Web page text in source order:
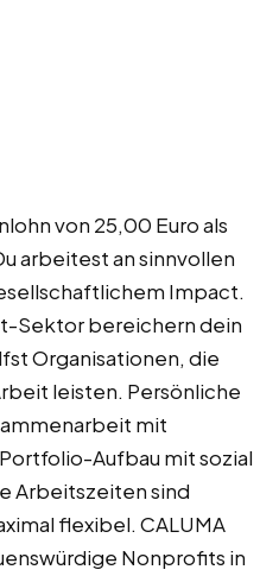
von 25,00 Euro als
arbeitest an sinnvollen
Impact.
Sektor bereichern dein
Organisationen, die
leisten. Persönliche
mit
Aufbau mit sozial
Arbeitszeiten sind
flexibel. CALUMA
Nonprofits in